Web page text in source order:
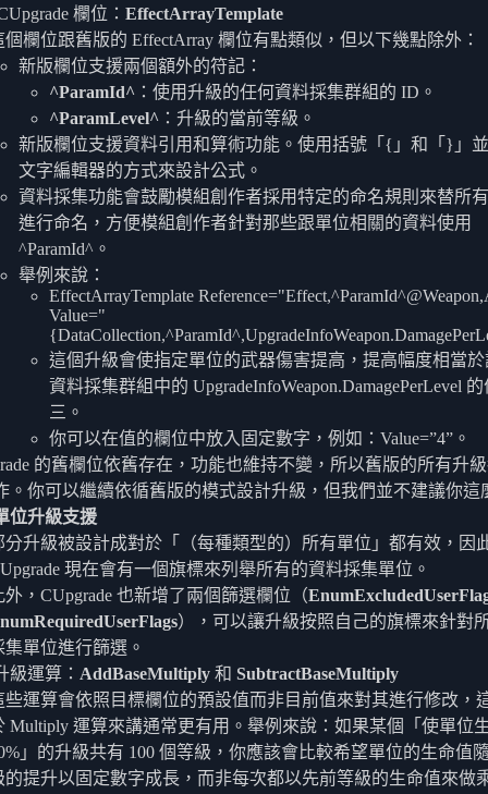
欄位： EffectArrayTemplate
個欄位跟舊版的 EffectArray 欄位有點類似，但以下幾點除外：
新版欄位支援兩個額外的符記：
^ParamId^：使用升級的任何資料採集群組的 ID。
^ParamLevel^：升級的當前等級。
新版欄位支援資料引用和算術功能。使用括號「{」和「}」
文字編輯器的方式來設計公式。
資料採集功能會鼓勵模組創作者採用特定的命名規則來替所
進行命名，方便模組創作者針對那些跟單位相關的資料使用
^ParamId^。
舉例來說：
EffectArrayTemplate
Value="
這個升級會使指定單位的武器傷害提高，提高幅度相當
資料採集群組中的 UpgradeInfoWeapon.DamagePerLevel
三。
你可以在值的欄位中放入固定數字，例如：Value=”4”。
的舊欄位依舊存在，功能也維持不變，所以舊版的所有升
。你可以繼續依循舊版的模式設計升級，但我們並不建議你這
位升級支援
分升級被設計成對於「（每種類型的）所有單位」都有效，因
現在會有一個旗標來列舉所有的資料採集單位。
外，CUpgrade 也新增了兩個篩選欄位（
），可以讓升級按照自己的旗標來針對
集單位進行篩選。
級運算： AddBaseMultiply和 SubtractBaseMultiply
些運算會依照目標欄位的預設值而非目前值來對其進行修改，
Multiply 運算來講通常更有用。舉例來說：如果某個「使單位
」的升級共有 100 個等級，你應該會比較希望單位的生命值
的提升以固定數字成長，而非每次都以先前等級的生命值來做